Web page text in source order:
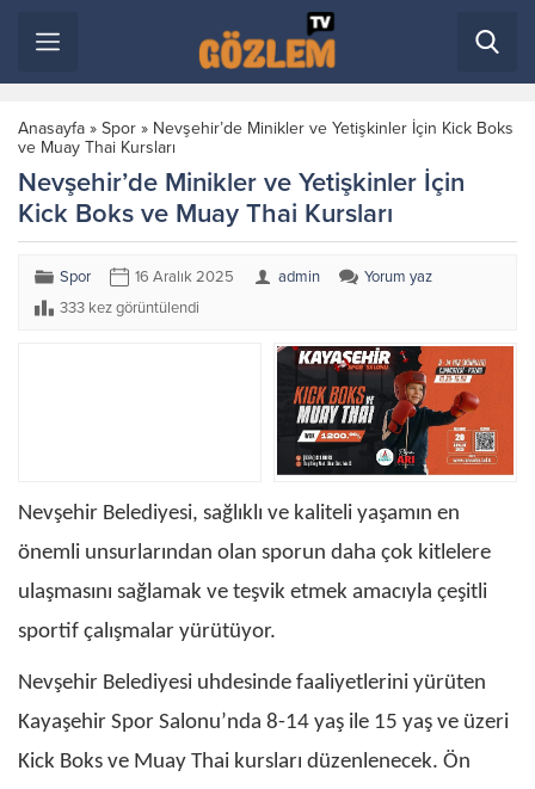
Anasayfa » Spor » Nevşehir’de Minikler ve Yetişkinler İçin Kick Boks
ve Muay Thai Kursları
Nevşehir’de Minikler ve Yetişkinler İçin
Kick Boks ve Muay Thai Kursları
Spor 16 Aralık 2025 admin
Yorum yaz
333 kez görüntülendi
Nevşehir Belediyesi, sağlıklı ve kaliteli yaşamın en
önemli unsurlarından olan sporun daha çok kitlelere
ulaşmasını sağlamak ve teşvik etmek amacıyla çeşitli
sportif çalışmalar yürütüyor.
Nevşehir Belediyesi uhdesinde faaliyetlerini yürüten
Kayaşehir Spor Salonu’nda 8-14 yaş ile 15 yaş ve üzeri
Kick Boks ve Muay Thai kursları düzenlenecek. Ön